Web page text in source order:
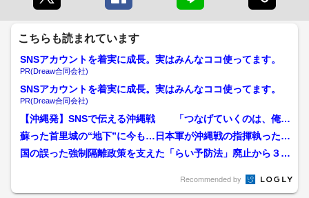
こちらも読まれています
SNSアカウントを着実に成長。実はみんなココ使ってます。
PR(Dreaw合同会社)
SNSアカウントを着実に成長。実はみんなココ使ってます。
PR(Dreaw合同会社)
【沖縄発】SNSで伝える沖縄戦 「つなげていくのは、俺ら
の世代」20歳の決意
蘇った首里城の“地下”に今も…日本軍が沖縄戦の指揮執った
『第32軍司令部壕』復興...
国の誤った強制隔離政策を支えた「らい予防法」廃止から３０
Recommended by